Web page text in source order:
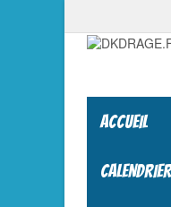
ACCUEIL